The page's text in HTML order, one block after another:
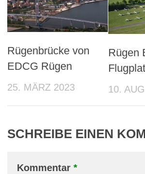
Rügenbrücke von
EDCG Rügen
25. MÄRZ 2023
Rügen
10.
SCHREIBE EINEN
Kommentar *